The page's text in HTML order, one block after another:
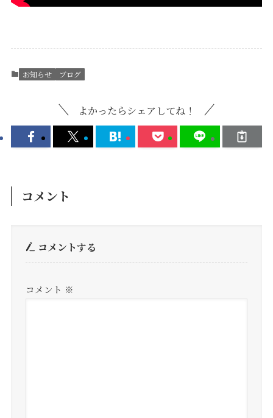
お知らせ ブログ
よかったらシェアしてね！
コメント
コメントする
コメント ※